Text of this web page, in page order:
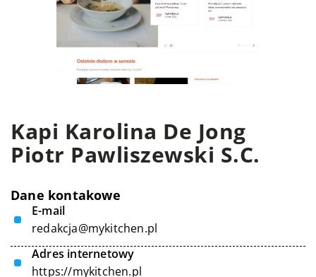
Kapi Karolina De Jong
Piotr Pawliszewski S.C.
Dane kontakowe
E-mail
redakcja@mykitchen.pl
Adres internetowy
https://mykitchen.pl